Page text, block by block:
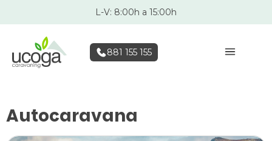
L-V: 8:00h a 15:00h
881 155 155
Autocaravana